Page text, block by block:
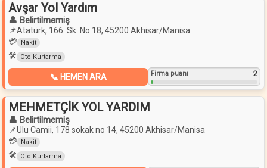
Avşar Yol Yardım
👤 Belirtilmemiş
📌Atatürk, 166. Sk. No:18, 45200 Akhisar/Manisa
💳 Nakit
🛠️ Oto Kurtarma
📞 HEMEN ARA Firma puanı 2
MEHMETÇİK YOL YARDIM
👤 Belirtilmemiş
📌Ulu Camii, 178 sokak no 14, 45200 Akhisar/Manisa
💳 Nakit
🛠️ Oto Kurtarma